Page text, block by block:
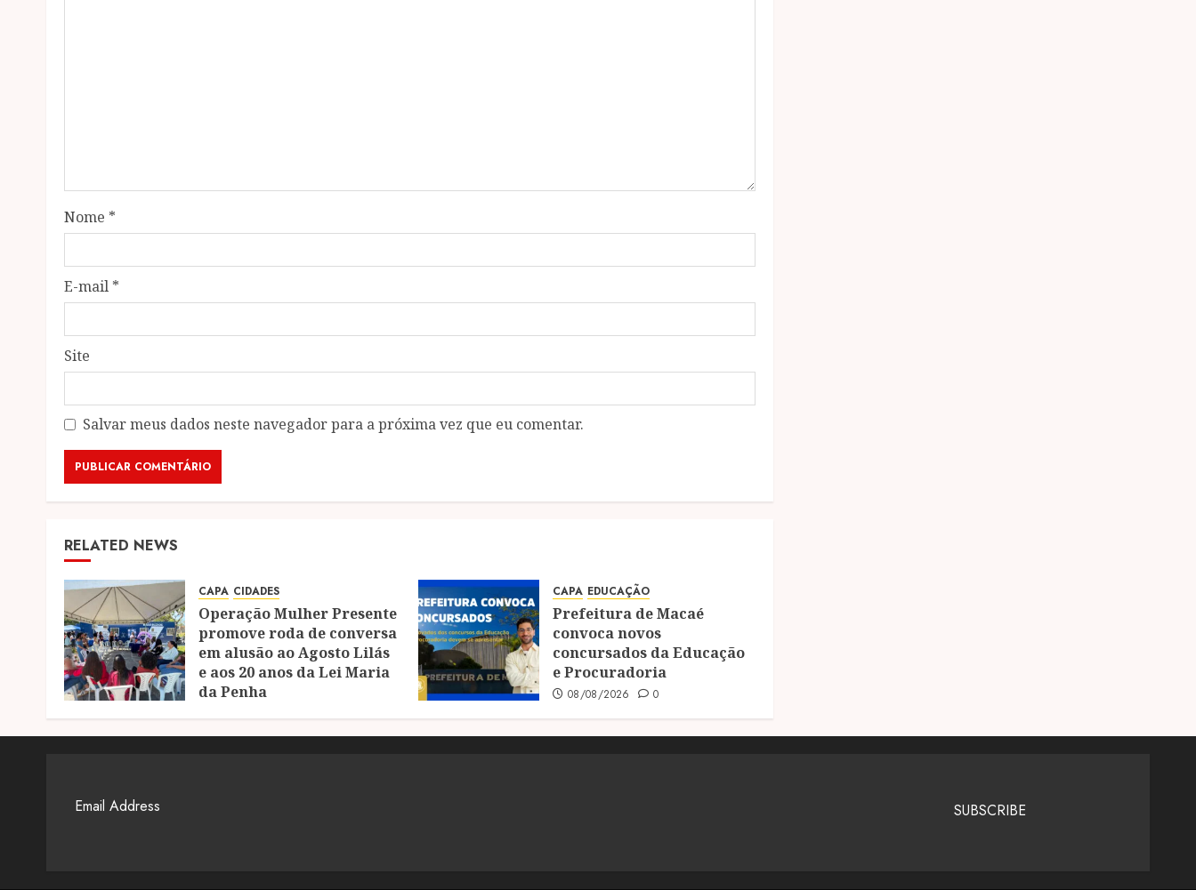
Nome *
E-mail *
Site
Salvar meus dados neste navegador para a próxima vez que eu comentar.
RELATED NEWS
CAPA CIDADES
Operação Mulher Presente
promove roda de conversa
em alusão ao Agosto Lilás
e aos 20 anos da Lei Maria
da Penha
CAPA EDUCAÇÃO
Prefeitura de Macaé
convoca novos
concursados da Educação
e Procuradoria
08/08/2026 0
SUBSCRIBE